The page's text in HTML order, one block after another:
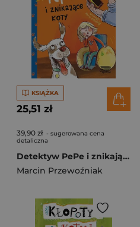
KSIĄŻKA
25,51 zł
39,90 zł - sugerowana cena
detaliczna
Detektyw PePe i znikające koty (tom 2)
Marcin Przewoźniak